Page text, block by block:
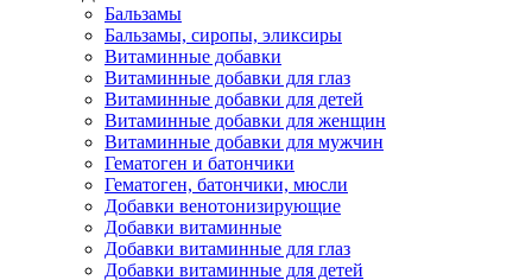
Бальзамы
Бальзамы, сиропы, эликсиры
Витаминные добавки
Витаминные добавки для глаз
Витаминные добавки для детей
Витаминные добавки для женщин
Витаминные добавки для мужчин
Гематоген и батончики
Гематоген, батончики, мюсли
Добавки венотонизирующие
Добавки витаминные
Добавки витаминные для глаз
Добавки витаминные для детей